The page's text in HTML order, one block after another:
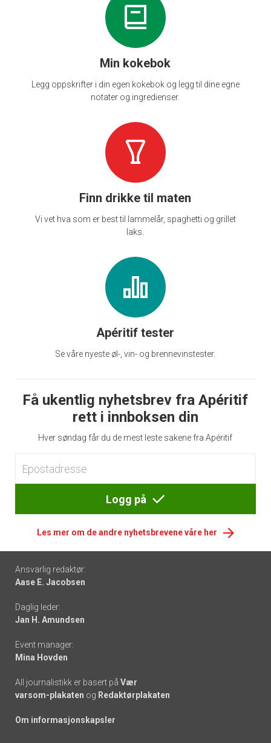
Min kokebok
Legg oppskrifter i din egen kokebok og legg til dine egne
notater og ingredienser.
Finn drikke til maten
Vi vet hva som er best til lammelår, spaghetti og grillet
laks.
Apéritif tester
Se våre nyeste øl-, vin- og brennevinstester.
Få ukentlig nyhetsbrev fra Apéritif
rett i innboksen din
Hver søndag får du de mest leste sakene fra Apéritif
Logg på
Les mer om de andre nyhetsbrevene våre her
Footer
-
links
Ansvarlig redaktør:
Aase E. Jacobsen
Daglig leder:
Jan H. Amundsen
Event manager:
Mina Hovden
All journalistikk er basert på Vær
varsom-plakaten og Redaktørplakaten
Om informasjonskapsler